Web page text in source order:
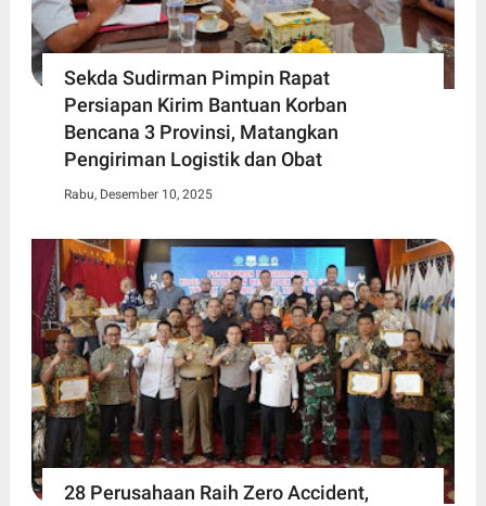
Sekda Sudirman Pimpin Rapat
Persiapan Kirim Bantuan Korban
Bencana 3 Provinsi, Matangkan
Pengiriman Logistik dan Obat
Rabu, Desember 10, 2025
28 Perusahaan Raih Zero Accident,